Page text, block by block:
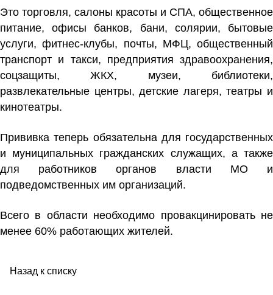
Это торговля, салоны красоты и СПА, общественное
питание, офисы банков, бани, солярии, бытовые
услуги, фитнес-клубы, почты, МФЦ, общественный
транспорт и такси, предприятия здравоохранения,
соцзащиты, ЖКХ, музеи, библиотеки,
развлекательные центры, детские лагеря, театры и
кинотеатры.
Прививка теперь обязательна для государственных
и муниципальных гражданских служащих, а также
для работников органов власти МО и
подведомственных им организаций.
Всего в области необходимо провакцинировать не
менее 60% работающих жителей.
Назад к списку